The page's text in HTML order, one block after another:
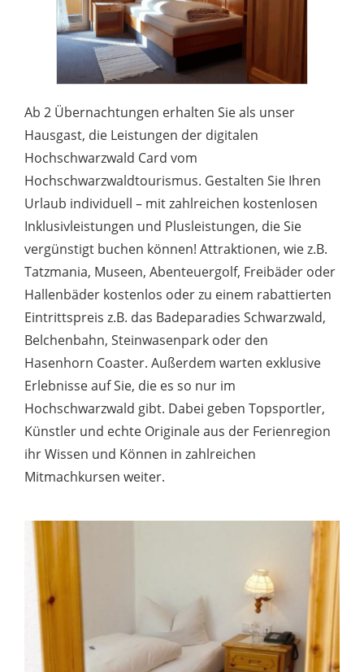
Ab 2 Übernachtungen erhalten Sie als unser
Hausgast, die Leistungen der digitalen
Hochschwarzwald Card vom
Hochschwarzwaldtourismus. Gestalten Sie Ihren
Urlaub individuell – mit zahlreichen kostenlosen
Inklusivleistungen und Plusleistungen, die Sie
vergünstigt buchen können! Attraktionen, wie z.B.
Tatzmania, Museen, Abenteuergolf, Freibäder oder
Hallenbäder kostenlos oder zu einem rabattierten
Eintrittspreis z.B. das Badeparadies Schwarzwald,
Belchenbahn, Steinwasenpark oder den
Hasenhorn Coaster. Außerdem warten exklusive
Erlebnisse auf Sie, die es so nur im
Hochschwarzwald gibt. Dabei geben Topsportler,
Künstler und echte Originale aus der Ferienregion
ihr Wissen und Können in zahlreichen
Mitmachkursen weiter.